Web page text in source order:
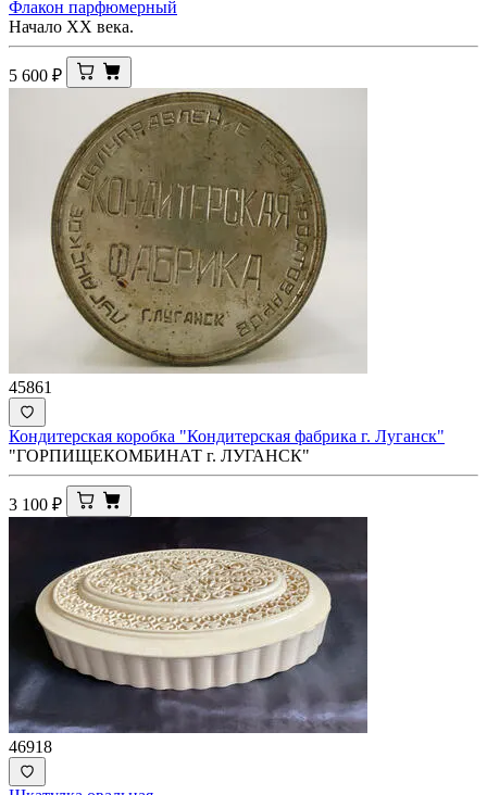
Флакон парфюмерный
Начало XX века.
5 600 ₽
45861
Кондитерская коробка "Кондитерская фабрика г. Луганск"
"ГОРПИЩЕКОМБИНАТ г. ЛУГАНСК"
3 100 ₽
46918